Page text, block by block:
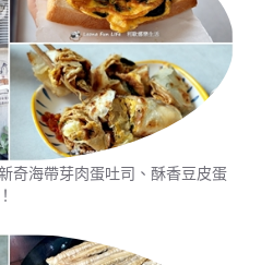
奇海帶芽肉蛋吐司、酥香豆皮蛋